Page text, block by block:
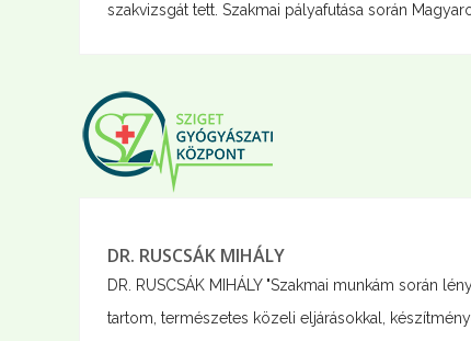
szakvizsgát tett. Szakmai pályafutása során
DR. RUSCSÁK MIHÁLY
DR. RUSCSÁK MIHÁLY "Szakmai munkám során
tartom, természetes közeli eljárásokkal,